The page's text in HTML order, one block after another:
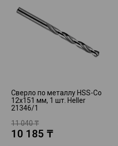
Сверло по металлу HSS-Co
12х151 мм, 1 шт. Heller
21346/1
11 040 ₸
10 185 ₸